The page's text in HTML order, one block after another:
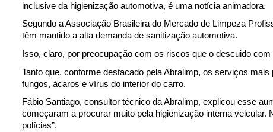
inclusive da higienização automotiva, é uma notícia animadora.
Segundo a Associação Brasileira do Mercado de Limpeza
têm mantido a alta demanda de sanitização automotiva.
Isso, claro, por preocupação com os riscos que o descuido
Tanto que, conforme destacado pela Abralimp, os serviços
fungos, ácaros e vírus do interior do carro.
Fábio Santiago, consultor técnico da Abralimp, explicou esse
começaram a procurar muito pela higienização interna
polícias”.